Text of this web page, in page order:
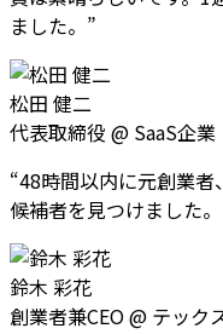
ました。 ”
松田 健二
代表取締役 @ SaaS企業
“48時間以内に元創業者
候補者を見つけました。
鈴木 彩花
創業者兼CEO@ テック